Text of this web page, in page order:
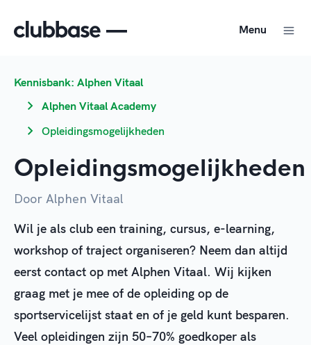
Menu
Kennisbank: Alphen Vitaal
Alphen Vitaal Academy
Opleidingsmogelijkheden
Opleidingsmogelijkheden
Door Alphen Vitaal
Wil je als club een training, cursus, e-learning,
workshop of traject organiseren? Neem dan altijd
eerst contact op met Alphen Vitaal. Wij kijken
graag met je mee of de opleiding op de
sportservicelijst staat en of je geld kunt besparen.
Veel opleidingen zijn 50–70% goedkoper als